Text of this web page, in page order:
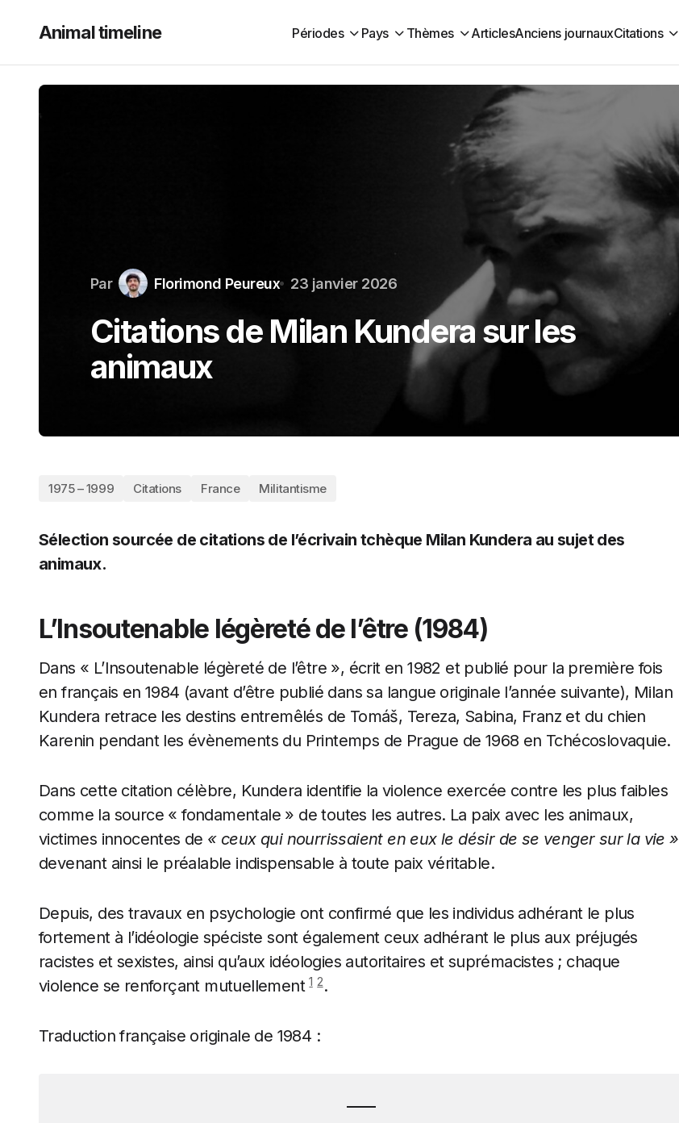
Animal timeline Périodes Pays Thèmes ArticlesAnciens journauxCitations
Par Florimond Peureux 23 janvier 2026
Citations de Milan Kundera sur les
animaux
1975 – 1999 Citations France Militantisme
Sélection sourcée de citations de l’écrivain tchèque Milan Kundera au sujet des
animaux.
L’Insoutenable légèreté de l’être (1984)
Dans « L’Insoutenable légèreté de l’être », écrit en 1982 et publié pour la première fois
en français en 1984 (avant d’être publié dans sa langue originale l’année suivante), Milan
Kundera retrace les destins entremêlés de Tomáš, Tereza, Sabina, Franz et du chien
Karenin pendant les évènements du Printemps de Prague de 1968 en Tchécoslovaquie.
Dans cette citation célèbre, Kundera identifie la violence exercée contre les plus faibles
comme la source « fondamentale » de toutes les autres. La paix avec les animaux,
victimes innocentes de « ceux qui nourrissaient en eux le désir de se venger sur la vie »
devenant ainsi le préalable indispensable à toute paix véritable.
Depuis, des travaux en psychologie ont confirmé que les individus adhérant le plus
fortement à l’idéologie spéciste sont également ceux adhérant le plus aux préjugés
racistes et sexistes, ainsi qu’aux idéologies autoritaires et suprémacistes ; chaque
violence se renforçant mutuellement1 2.
Traduction française originale de 1984 :